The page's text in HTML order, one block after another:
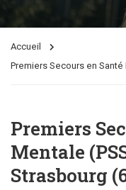
Accueil
Premiers Secours en
Premiers
Mentale
Strasbourg